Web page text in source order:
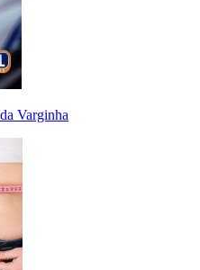
Varginha